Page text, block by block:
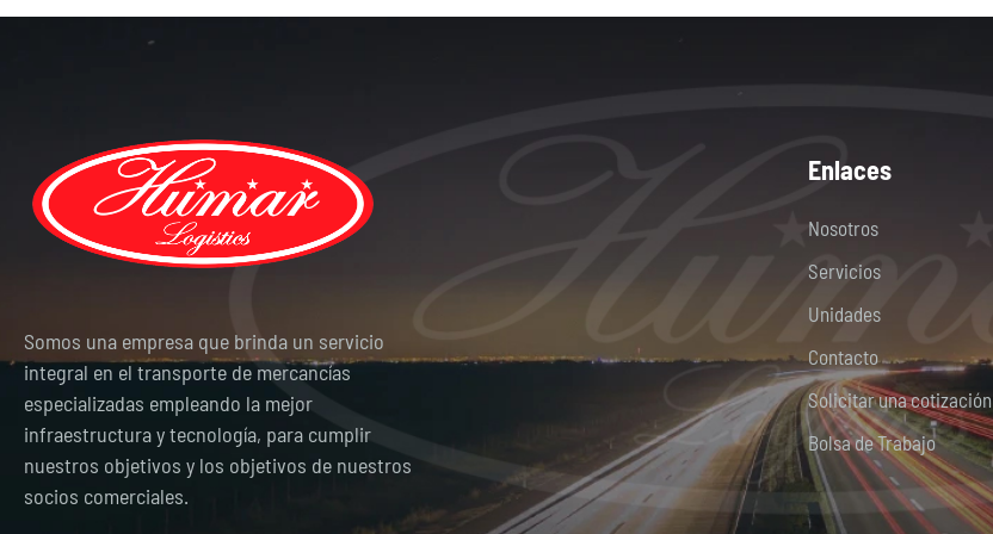
Somos una empresa que brinda un servicio
integral en el transporte de mercancías
especializadas empleando la mejor
infraestructura y tecnología, para cumplir
nuestros objetivos y los objetivos de nuestros
socios comerciales.
Enlaces
Nosotros
Servicios
Unidades
Contacto
Solicitar una cotización
Bolsa de Trabajo